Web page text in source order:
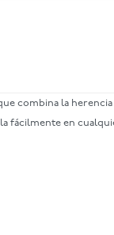
combina la
en